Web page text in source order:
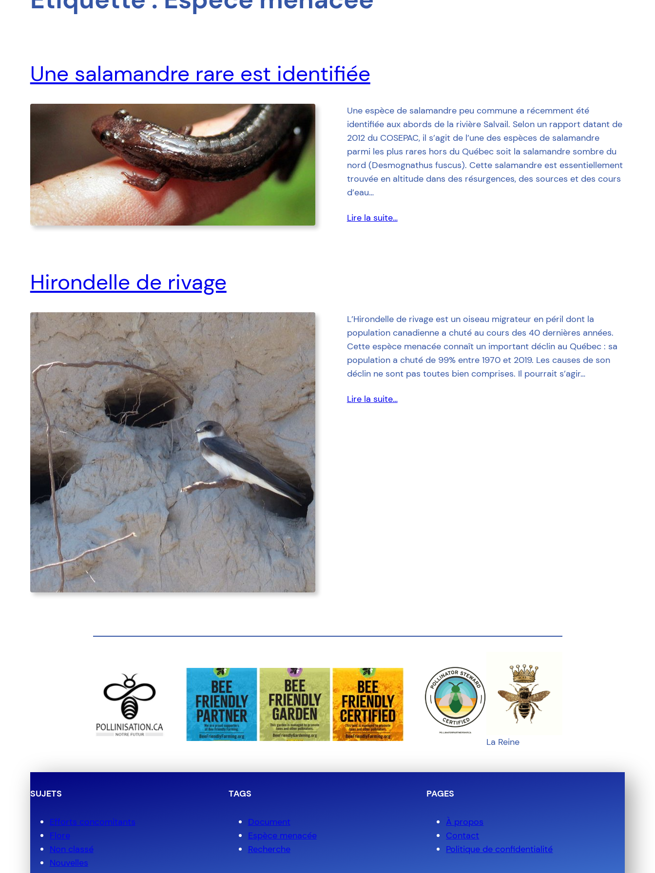
Une salamandre rare est identifiée
Une espèce de salamandre peu commune a récemment été
identifiée aux abords de la rivière Salvail. Selon un rapport datant de
2012 du COSEPAC, il s’agit de l’une des espèces de salamandre
parmi les plus rares hors du Québec soit la salamandre sombre du
nord (Desmognathus fuscus). Cette salamandre est essentiellement
trouvée en altitude dans des résurgences, des sources et des cours
d’eau…
Lire la suite…
Hirondelle de rivage
L’Hirondelle de rivage est un oiseau migrateur en péril dont la
population canadienne a chuté au cours des 40 dernières années.
Cette espèce menacée connaît un important déclin au Québec : sa
population a chuté de 99% entre 1970 et 2019. Les causes de son
déclin ne sont pas toutes bien comprises. Il pourrait s’agir…
Lire la suite…
La Reine
SUJETS
Efforts concomitants
Flore
Non classé
Nouvelles
TAGS
Document
Espèce menacée
Recherche
PAGES
À propos
Contact
Politique de confidentialité